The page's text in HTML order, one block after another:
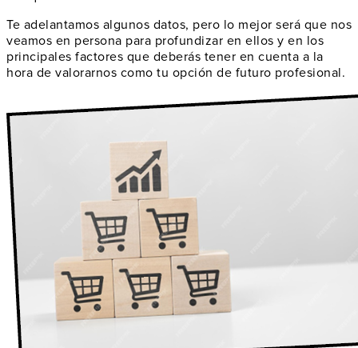
Te adelantamos algunos datos, pero lo mejor será que nos
veamos en persona para profundizar en ellos y en los
principales factores que deberás tener en cuenta a la
hora de valorarnos como tu opción de futuro profesional.